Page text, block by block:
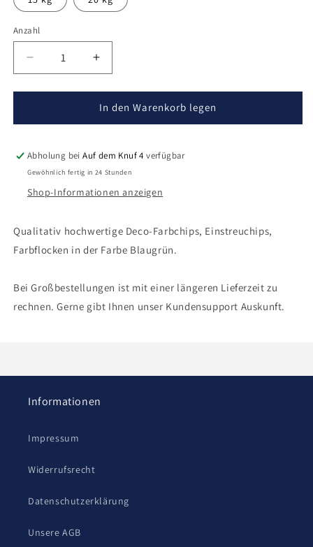
Anzahl
Verringere
die
Menge
Deco-
Blaugrün
Erhöhe
die
Menge
für
Deco-
Blaugrün
In den Warenkorb legen
Abholung beiAuf dem Knuf 4 verfügbar
Gewöhnlich fertig in 24 Stunden
Shop-Informationen anzeigen
Qualitativ hochwertige Deco-Farbchips, Einstreuchips,
Farbflocken in der Farbe Blaugrün.
Bei Großbestellungen ist mit einer längeren Lieferzeit zu
rechnen. Gerne gibt Ihnen unser Kundensupport Auskunft.
Informationen
Impressum
Widerrufsrecht
Datenschutzerklärung
Unsere AGB